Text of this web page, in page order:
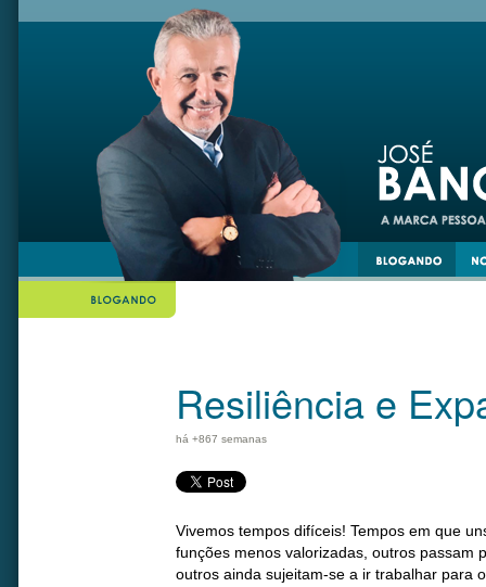
Resiliência e
há +867 semanas
Vivemos tempos difíceis! Tempos em que
funções menos valorizadas, outros passam
outros ainda sujeitam-se a ir trabalhar para